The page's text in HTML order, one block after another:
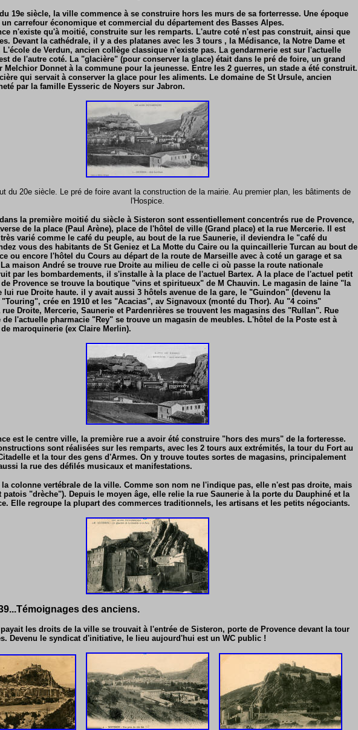
19e siècle, la ville commence à se construire hors les murs de sa forterresse. Une époque
carrefour économique et commercial du département des Basses Alpes.
n'existe qu'à moitié, construite sur les remparts. L'autre coté n'est pas construit, ainsi que
Devant la cathédrale, il y a des platanes avec les 3 tours , la Médisance, la Notre Dame et
de Verdun, ancien collège classique n'existe pas. La gendarmerie est sur l'actuelle
de l'autre coté. La "glacière" (pour conserver la glace) était dans le pré de foire, un grand
Melchior Donnet à la commune pour la jeunesse. Entre les 2 guerres, un stade a été construit.
qui servait à conserver la glace pour les aliments. Le domaine de St Ursule, ancien
par la famille Eysseric de Noyers sur Jabron.
du 20e siècle. Le pré de foire avant la construction de la mairie. Au premier plan, les bâtiments de
l'Hospice.
la première moitié du siècle à Sisteron sont essentiellement concentrés rue de Provence,
de la place (Paul Arène), place de l'hôtel de ville (Grand place) et la rue Mercerie. Il est
varié comme le café du peuple, au bout de la rue Saunerie, il deviendra le "café du
vous des habitants de St Geniez et La Motte du Caire ou la quincaillerie Turcan au bout de
ou encore l'hôtel du Cours au départ de la route de Marseille avec à coté un garage et sa
maison André se trouve rue Droite au milieu de celle ci où passe la route nationale
par les bombardements, il s'installe à la place de l'actuel Bartex. A la place de l'actuel petit
Provence se trouve la boutique "vins et spiritueux" de M Chauvin. Le magasin de laine "la
lui rue Droite haute. il y avait aussi 3 hôtels avenue de la gare, le "Guindon" (devenu la
crée en 1910 et les "Acacias", av Signavoux (monté du Thor). Au "4 coins"
Droite, Mercerie, Saunerie et Pardenrières se trouvent les magasins des "Rullan". Rue
de l'actuelle pharmacie "Rey" se trouve un magasin de meubles. L'hôtel de la Poste est à
maroquinerie (ex Claire Merlin).
est le centre ville, la première rue a avoir été construire "hors des murs" de la forteresse.
sont réalisées sur les remparts, avec les 2 tours aux extrémités, la tour du Fort au
et la tour des gens d'Armes. On y trouve toutes sortes de magasins, principalement
la rue des défilés musicaux et manifestations.
la colonne vertébrale de la ville. Comme son nom ne l'indique pas, elle n'est pas droite, mais
patois "drèche"). Depuis le moyen âge, elle relie la rue Saunerie à la porte du Dauphiné et la
Elle regroupe la plupart des commerces traditionnels, les artisans et les petits négociants.
des anciens.
les droits de la ville se trouvait à l'entrée de Sisteron, porte de Provence devant la tour
Devenu le syndicat d'initiative, le lieu aujourd'hui est un WC public !